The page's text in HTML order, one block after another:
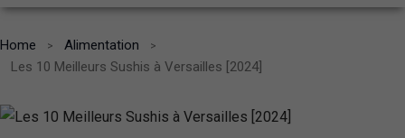
Home
Alimentation
Les 10 Meilleurs Sushis à Versailles [2024]